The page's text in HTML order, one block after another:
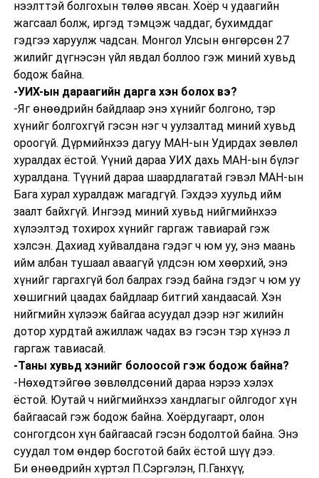
нээлттэй болгохын төлөө явсан. Хоёр ч удаагийн
жагсаал болж, иргэд тэмцэж чаддаг, бухимддаг
гэдгээ харуулж чадсан. Монгол Улсын өнгөрсөн 27
жилийг дүгнэсэн үйл явдал боллоо гэж миний хувьд
бодож байна.
-УИХ-ын дараагийн дарга хэн болох вэ?
-Яг өнөөдрийн байдлаар энэ хүнийг болгоно, тэр
хүнийг болгохгүй гэсэн нэг ч уулзалтад миний хувьд
ороогүй. Дүрмийнхээ дагуу МАН-ын Удирдах зөвлөл
хуралдах ёстой. Үүний дараа УИХ дахь МАН-ын бүлэг
хуралдана. Түүний дараа шаардлагатай гэвэл МАН-ын
Бага хурал хуралдаж магадгүй. Гэхдээ хуульд ийм
заалт байхгүй. Ингээд миний хувьд нийгмийнхээ
хүлээлтэд тохирох хүнийг гаргаж тавиарай гэж
хэлсэн. Дахиад хуйвалдана гэдэг ч юм уу, энэ маань
ийм албан тушаал аваагүй үлдсэн юм хөөрхий, энэ
хүнийг гаргахгүй бол балрах гээд байна гэдэг ч юм уу
хөшигний цаадах байдлаар битгий хандаасай. Хэн
нийгмийн хүлээж байгаа асуудал дээр нэг жилийн
дотор хурдтай ажиллаж чадах вэ гэсэн тэр хүнээ л
гаргаж тавиасай.
-Таны хувьд хэнийг болоосой гэж бодож байна?
-Нөхөдтэйгөө зөвлөлдсөний дараа нэрээ хэлэх
ёстой. Юутай ч нийгмийнхээ хандлагыг ойлгодог хүн
байгаасай гэж бодож байна. Хоёрдугаарт, олон
сонгогдсон хүн байгаасай гэсэн бодолтой байна. Энэ
суудал том өндөр босготой байх ёстой шүү дээ.
Би өнөөдрийн хүртэл П.Сэргэлэн, П.Ганхүү,